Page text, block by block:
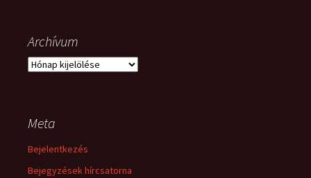
Archívum
Archívum
Meta
Bejelentkezés
Bejegyzések hírcsatorna